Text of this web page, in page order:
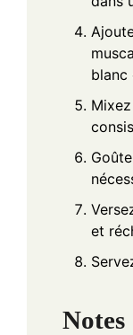
blanc
et
Notes